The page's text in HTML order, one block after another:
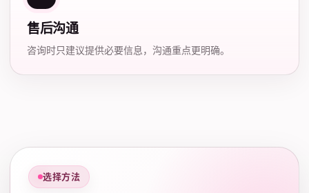
售后沟通
咨询时只建议提供必要信息，沟通重点更明确。
选择方法